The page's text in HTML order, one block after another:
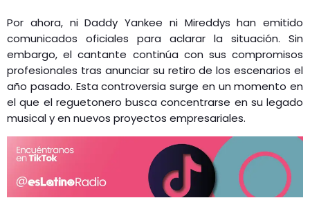
Por ahora, ni Daddy Yankee ni Mireddys han emitido
comunicados oficiales para aclarar la situación. Sin
embargo, el cantante continúa con sus compromisos
profesionales tras anunciar su retiro de los escenarios el
año pasado. Esta controversia surge en un momento en
el que el reguetonero busca concentrarse en su legado
musical y en nuevos proyectos empresariales.